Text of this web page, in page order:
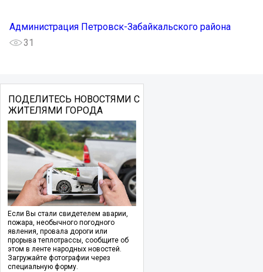
Администрация Петровск-Забайкальского района
31
ПОДЕЛИТЕСЬ НОВОСТЯМИ С
ЖИТЕЛЯМИ ГОРОДА
Если Вы стали свидетелем аварии,
пожара, необычного погодного
явления, провала дороги или
прорыва теплотрассы, сообщите об
этом в ленте народных новостей.
Загружайте фотографии через
специальную форму.